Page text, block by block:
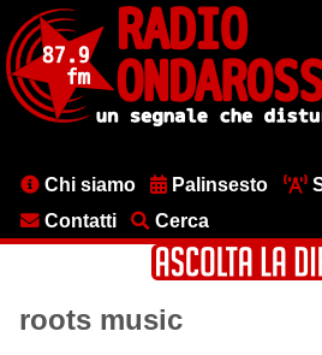
contenuto
principale
MenuChi siamo Palinsesto
Contatti
Cerca
roots music